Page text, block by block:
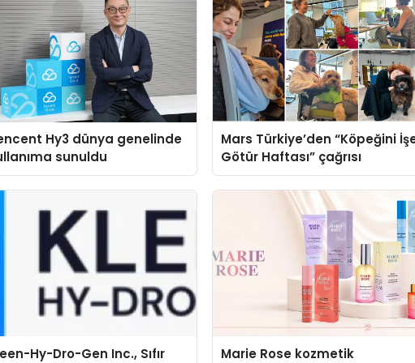
Hy3 dünya genelinde
sunuldu
Mars Türkiye’den “Köpeğini
Götür Haftası” çağrısı
Hy-Dro-Gen Inc., Sıfır
Marie Rose kozmetik